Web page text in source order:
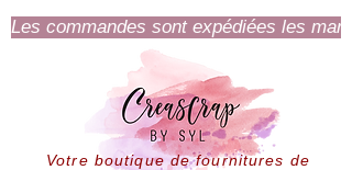
Les commandes sont expédiées les
Votre boutique de fournitures de